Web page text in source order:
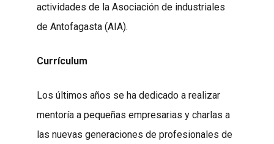
actividades de la Asociación de industriales
de Antofagasta (AIA).
Currículum
Los últimos años se ha dedicado a realizar
mentoría a pequeñas empresarias y charlas a
las nuevas generaciones de profesionales de